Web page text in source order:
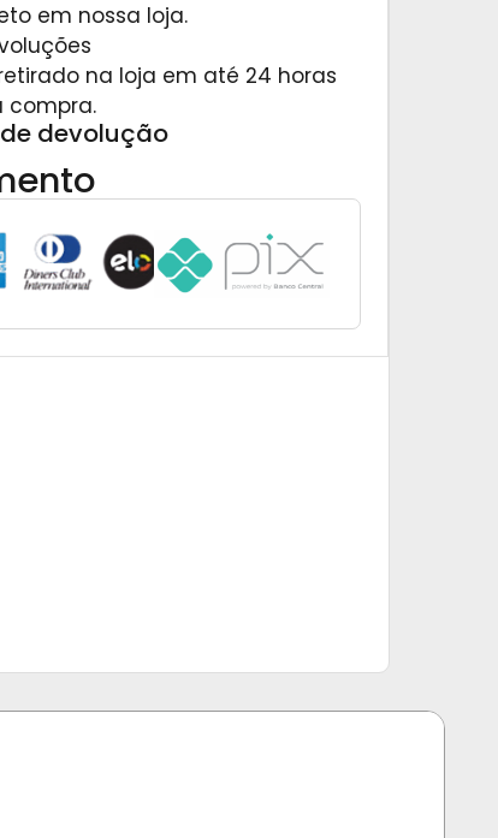
em nossa loja.
na loja em até 24 horas
compra.
devolução